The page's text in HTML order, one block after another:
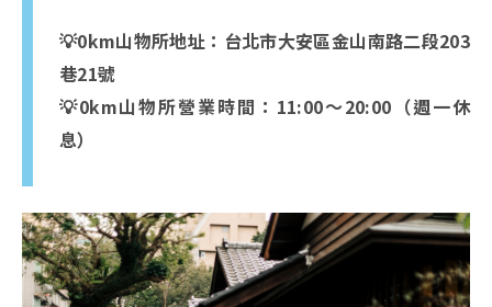
💡0km山物所地址：台北市大安區金山南路二段203
巷21號
💡0km山物所營業時間：11:00～20:00（週一休
息）